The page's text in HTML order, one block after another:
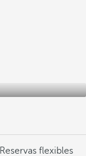
Reservas flexibles